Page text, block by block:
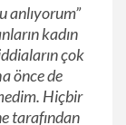
anlıyorum”
kadın
çok
önce de
Hiçbir
tarafından